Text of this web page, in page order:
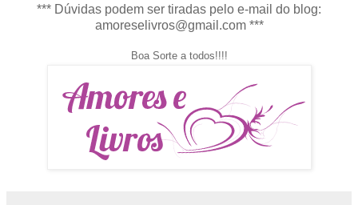
*** Dúvidas podem ser tiradas pelo e-mail do blog:
amoreselivros@gmail.com ***
Boa Sorte a todos!!!!